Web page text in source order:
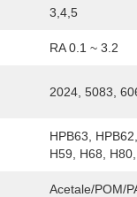
3,4,5
RA 0.1 ~ 3.2
2024, 5083,
HPB63,
H59, H68,
Acetale/POM/